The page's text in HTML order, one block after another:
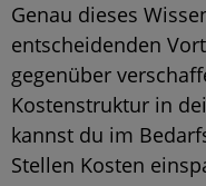
Genau dieses
entscheidenden
gegenüber
Kostenstruktur in
kannst du im
Stellen Kosten